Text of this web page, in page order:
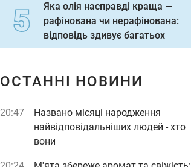
Яка олія насправді краща —
рафінована чи нерафінована:
відповідь здивує багатьох
ОСТАННІ НОВИНИ
20:47
Названо місяці народження
найвідповідальніших людей - хто
вони